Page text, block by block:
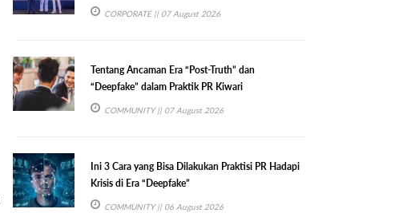
CORPORATE|| 07 August 2026
Tentang Ancaman Era “Post-Truth” dan
“Deepfake” dalam Praktik PR Kiwari
COMMUNITY|| 07 August 2026
Ini 3 Cara yang Bisa Dilakukan Praktisi PR Hadapi
Krisis di Era “Deepfake”
COMMUNITY|| 06 August 2026